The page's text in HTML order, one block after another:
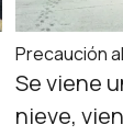
Precaución
Se viene
nieve,